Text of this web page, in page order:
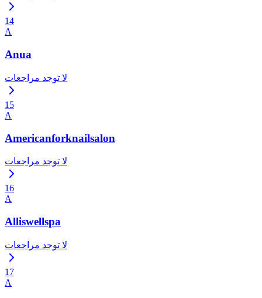
14
A
Anua
لا توجد مراجعات
15
A
Americanforknailsalon
لا توجد مراجعات
16
A
Alliswellspa
لا توجد مراجعات
17
A